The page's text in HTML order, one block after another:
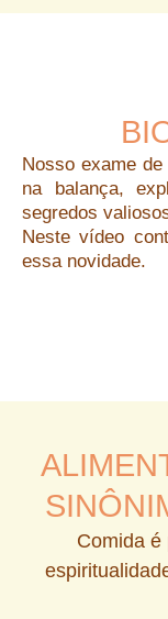
g
Nosso exame
na balança,
segredos
Neste vídeo
essa novidade.
Comida é